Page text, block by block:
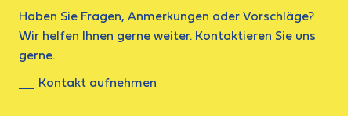
Haben Sie Fragen, Anmerkungen oder Vorschläge?
Wir helfen Ihnen gerne weiter. Kontaktieren Sie uns
gerne.
Kontakt aufnehmen